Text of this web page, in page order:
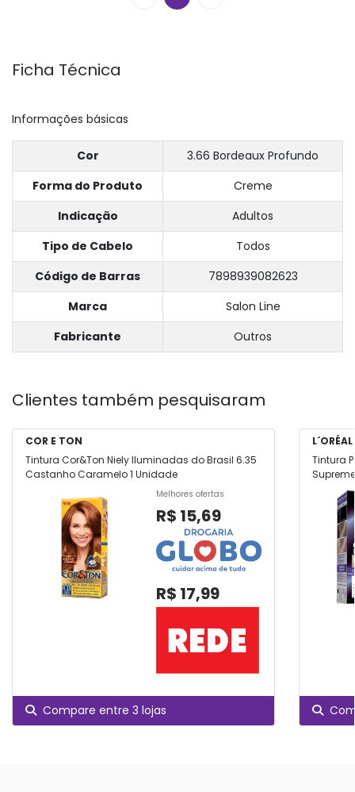
Ficha Técnica
Informações básicas
Cor
3.66 Bordeaux Profundo
Forma do Produto
Creme
Indicação
Adultos
Tipo de Cabelo
Todos
Código de Barras
7898939082623
Marca
Salon Line
Fabricante
Outros
Clientes também pesquisaram
COR E TON
Tintura Cor&Ton Niely Iluminadas do Brasil 6.35
Castanho Caramelo 1 Unidade
Melhores ofertas
R$ 15,69
R$ 17,99
Compare entre 3 lojas
L´ORÉAL
Tintura
Unidade